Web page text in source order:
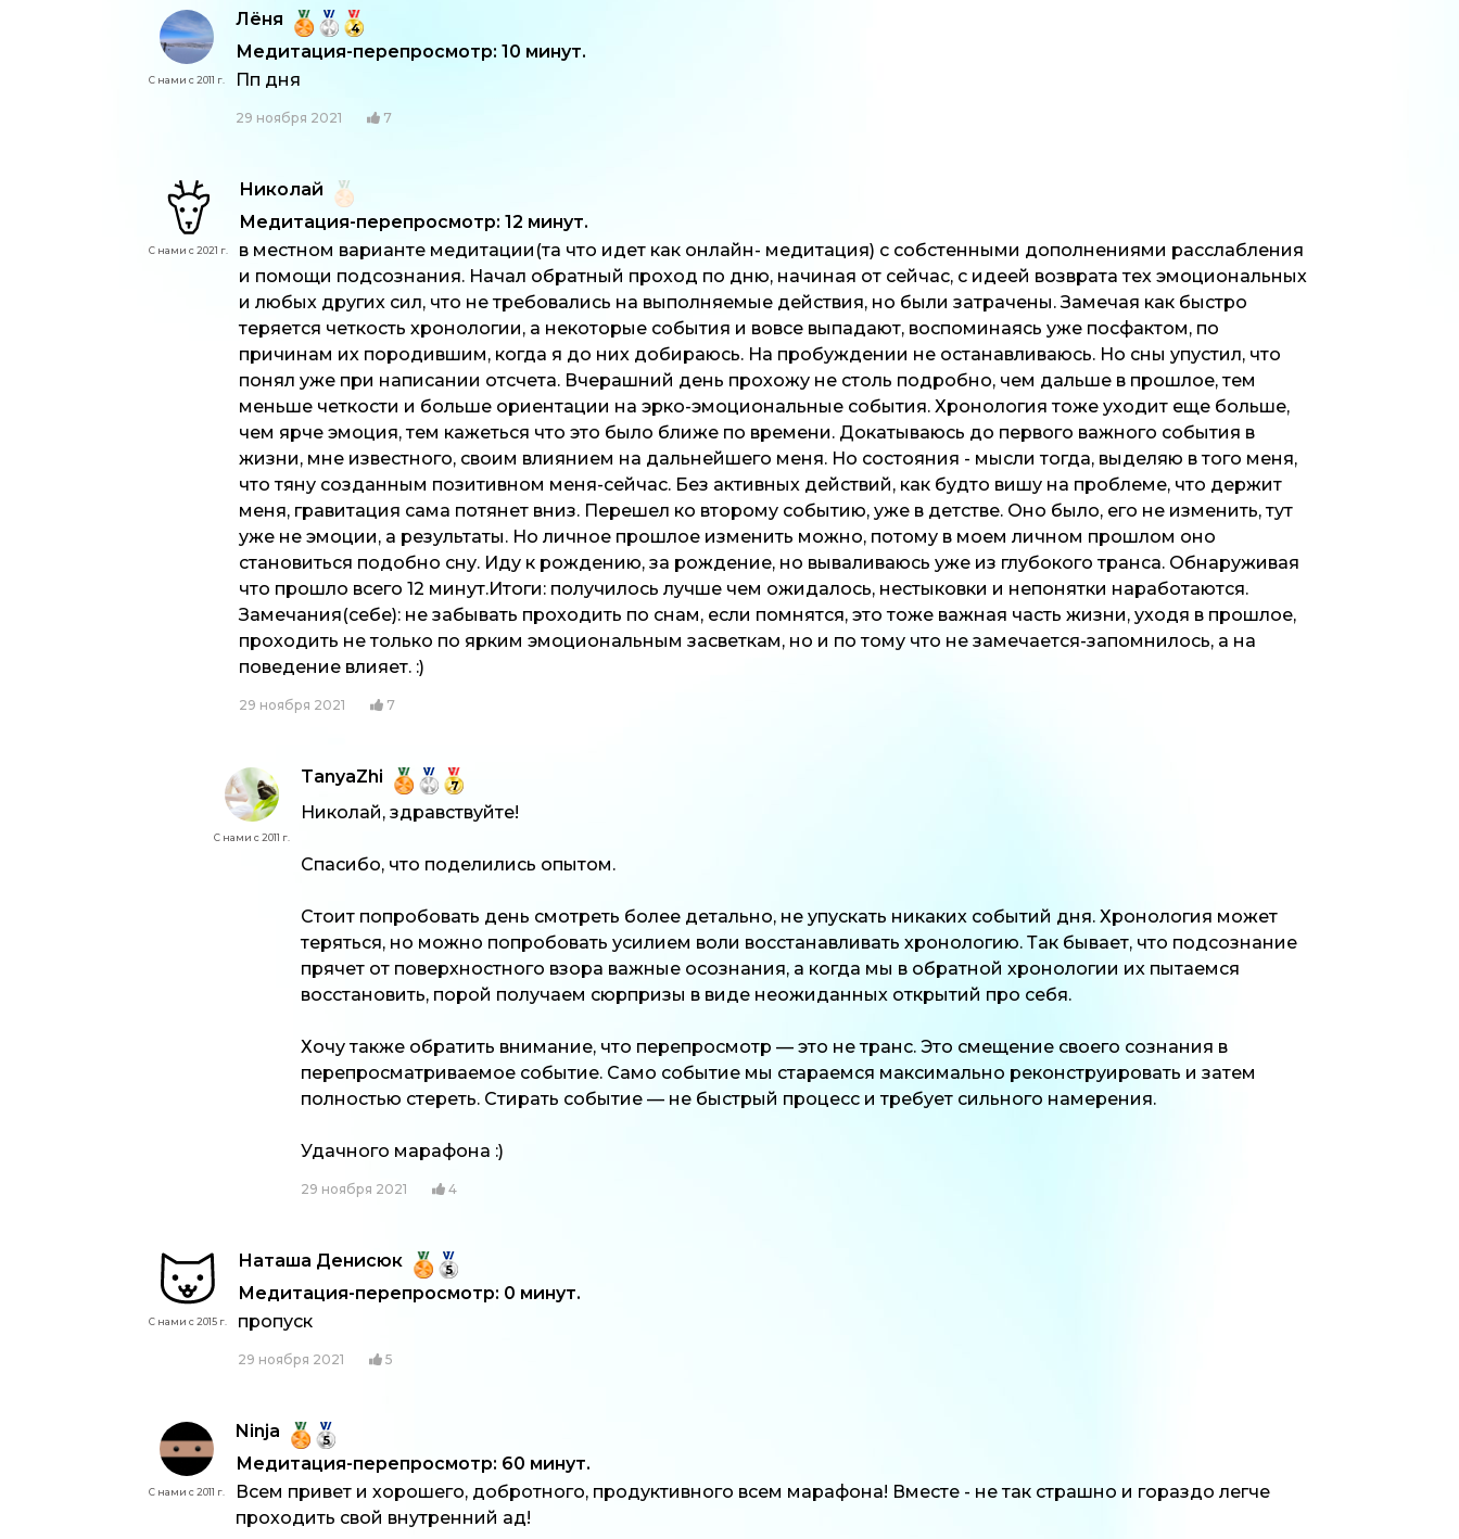
С нами с 2011 г.
Лёня 4
Медитация-перепросмотр: 10 минут.
Пп дня
29 ноября 2021 7
С нами с 2021 г.
Николай
Медитация-перепросмотр: 12 минут.
в местном варианте медитации(та что идет как онлайн- медитация) с собстенными дополнениями расслабления
и помощи подсознания. Начал обратный проход по дню, начиная от сейчас, с идеей возврата тех эмоциональных
и любых других сил, что не требовались на выполняемые действия, но были затрачены. Замечая как быстро
теряется четкость хронологии, а некоторые события и вовсе выпадают, воспоминаясь уже посфактом, по
причинам их породившим, когда я до них добираюсь. На пробуждении не останавливаюсь. Но сны упустил, что
понял уже при написании отсчета. Вчерашний день прохожу не столь подробно, чем дальше в прошлое, тем
меньше четкости и больше ориентации на эрко-эмоциональные события. Хронология тоже уходит еще больше,
чем ярче эмоция, тем кажеться что это было ближе по времени. Докатываюсь до первого важного события в
жизни, мне известного, своим влиянием на дальнейшего меня. Но состояния - мысли тогда, выделяю в того меня,
что тяну созданным позитивном меня-сейчас. Без активных действий, как будто вишу на проблеме, что держит
меня, гравитация сама потянет вниз. Перешел ко второму событию, уже в детстве. Оно было, его не изменить, тут
уже не эмоции, а результаты. Но личное прошлое изменить можно, потому в моем личном прошлом оно
становиться подобно сну. Иду к рождению, за рождение, но вываливаюсь уже из глубокого транса. Обнаруживая
что прошло всего 12 минут.Итоги: получилось лучше чем ожидалось, нестыковки и непонятки наработаются.
Замечания(себе): не забывать проходить по снам, если помнятся, это тоже важная часть жизни, уходя в прошлое,
проходить не только по ярким эмоциональным засветкам, но и по тому что не замечается-запомнилось, а на
поведение влияет. :)
29 ноября 2021 7
С нами с 2011 г.
TanyaZhi 7
Николай, здравствуйте!
Спасибо, что поделились опытом.
Стоит попробовать день смотреть более детально, не упускать никаких событий дня. Хронология может
теряться, но можно попробовать усилием воли восстанавливать хронологию. Так бывает, что подсознание
прячет от поверхностного взора важные осознания, а когда мы в обратной хронологии их пытаемся
восстановить, порой получаем сюрпризы в виде неожиданных открытий про себя.
Хочу также обратить внимание, что перепросмотр — это не транс. Это смещение своего сознания в
перепросматриваемое событие. Само событие мы стараемся максимально реконструировать и затем
полностью стереть. Стирать событие — не быстрый процесс и требует сильного намерения.
Удачного марафона :)
29 ноября 2021 4
С нами с 2015 г.
Наташа Денисюк 5
Медитация-перепросмотр: 0 минут.
пропуск
29 ноября 2021 5
С нами с 2011 г.
Ninja 5
Медитация-перепросмотр: 60 минут.
Всем привет и хорошего, добротного, продуктивного всем марафона! Вместе - не так страшно и гораздо легче
проходить свой внутренний ад!